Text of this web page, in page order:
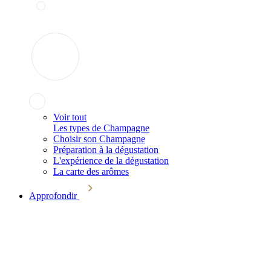
Voir tout
Les types de Champagne
Choisir son Champagne
Préparation à la dégustation
L'expérience de la dégustation
La carte des arômes
Approfondir